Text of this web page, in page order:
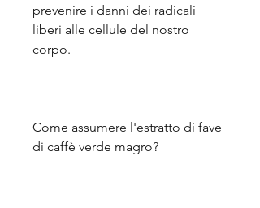
prevenire i danni dei radicali
liberi alle cellule del nostro
corpo.
Come assumere l'estratto di fave
di caffè verde magro?